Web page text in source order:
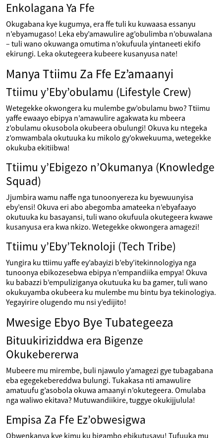
Enkolagana Ya Ffe
Okugabana kye kugumya, era ffe tuli ku kuwaasa essanyu
n’ebyamugaso! Leka eby’amawulire ag’obulimba n’obuwalana
– tuli wano okuwanga omutima n’okufuula yintaneeti ekifo
ekirungi. Leka okutegeera kubeere kusanyusa nate!
Manya Ttiimu Za Ffe Ez’amaanyi
Ttiimu y’Eby’obulamu (Lifestyle Crew)
Wetegekke okwongera ku mulembe gw’obulamu bwo? Ttiimu
yaffe ewaayo ebipya n’amawulire agakwata ku mbeera
z’obulamu okusobola okubeera obulungi! Okuva ku ntegeka
z’omwambala okutuuka ku mikolo gy’okwekuuma, wetegekke
okukuba ekitiibwa!
Ttiimu y’Ebigezo n’Okumanya (Knowledge
Squad)
Jjumbira wamu naffe nga tunoonyereza ku byewuunyisa
eby’ensi! Okuva eri abo abegomba amateeka n’ebyafaayo
okutuuka ku basayansi, tuli wano okufuula okutegeera kwawe
kusanyusa era kwa nkizo. Wetegekke okwongera amagezi!
Ttiimu y’Eby’Teknoloji (Tech Tribe)
Yungira ku ttiimu yaffe ey’abayizi b’eby’itekinnologiya nga
tunoonya ebikozesebwa ebipya n’empandiika empya! Okuva
ku babazzi b’empuliziganya okutuuka ku ba gamer, tuli wano
okukuyamba okubeera ku mulembe mu bintu bya tekinologiya.
Yegayirire olugendo mu nsi y’edijito!
Mwesige Ebyo Bye Tubategeeza
Bituukiriziddwa era Bigenze
Okukebererwa
Mubeere mu mirembe, buli njawulo y’amagezi gye tubagabana
eba egegekebereddwa bulungi. Tukakasa nti amawulire
amatuufu g’asobola okuwa amaanyi n’okutegeera. Omulaba
nga waliwo ekitava? Mutuwandiikire, tuggye okukijjulula!
Empisa Za Ffe Ez’obwesigwa
Obwenkanya kye kimu ku bigambo ebikutusavu! Tufuuka mu